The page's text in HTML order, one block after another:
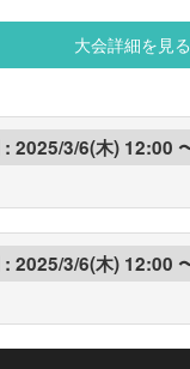
大会詳細を見る
2025/3/6(木) 12:00
2025/3/6(木) 12:00